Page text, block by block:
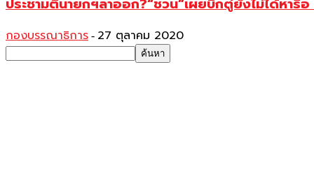
ประชามตินายกฯลาออก?“ชวน”เผยบิ๊กตู่ยังไม่ได้หารื
กองบรรณาธิการ - 27 ตุลาคม 2020